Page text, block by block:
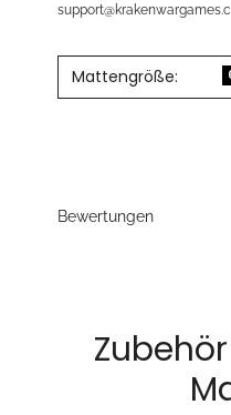
Mattengröße:
Bewertungen